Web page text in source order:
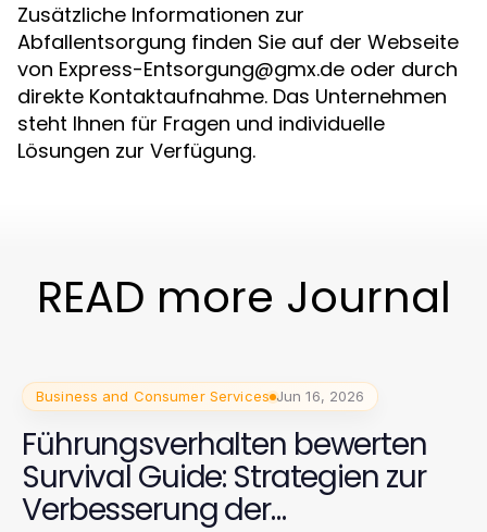
Zusätzliche Informationen zur
Abfallentsorgung finden Sie auf der Webseite
von Express-Entsorgung@gmx.de oder durch
direkte Kontaktaufnahme. Das Unternehmen
steht Ihnen für Fragen und individuelle
Lösungen zur Verfügung.
READ more Journal
Business and Consumer Services Jun 16, 2026
Führungsverhalten bewerten
Survival Guide: Strategien zur
Verbesserung der